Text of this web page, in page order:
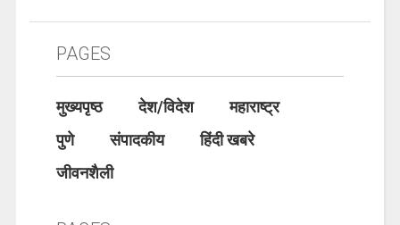
PAGES
मुख्यपृष्ठ देश/विदेश
महाराष्ट्र
पुणे
संपादकीय
हिंदी खबरे
जीवनशैली